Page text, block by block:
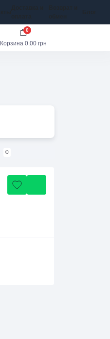
Корзина 0.00 грн
0
0